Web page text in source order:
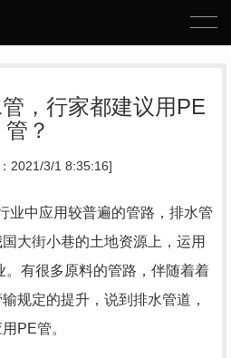
，行家都建议用PE
管？
2021/3/1 8:35:16]
中应用较普遍的管路，排水管
大街小巷的土地资源上，运用
。有很多原料的管路，伴随着着
规定的提升，说到排水管道，
PE管。